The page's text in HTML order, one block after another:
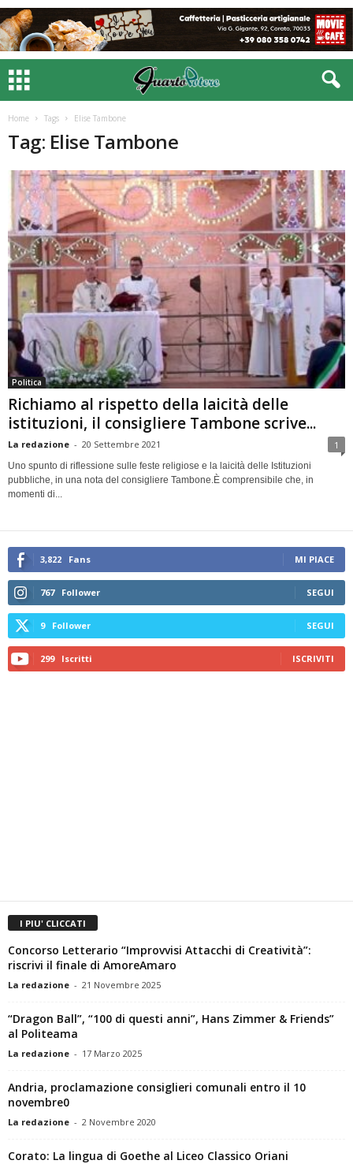
Home Tags Elise Tambone
Tag: Elise Tambone
Politica
Richiamo al rispetto della laicità delle
istituzioni, il consigliere Tambone scrive...
La redazione - 20 Settembre 2021 1
Uno spunto di riflessione sulle feste religiose e la laicità delle Istituzioni
pubbliche, in una nota del consigliere Tambone.È comprensibile che, in
momenti di...
3,822 Fans MI PIACE
767 Follower SEGUI
9 Follower SEGUI
299 Iscritti ISCRIVITI
I PIU' CLICCATI
Concorso Letterario “Improvvisi Attacchi di Creatività”:
riscrivi il finale di AmoreAmaro
La redazione - 21 Novembre 2025
“Dragon Ball”, “100 di questi anni”, Hans Zimmer & Friends”
al Politeama
La redazione - 17 Marzo 2025
Andria, proclamazione consiglieri comunali entro il 10
novembre0
La redazione - 2 Novembre 2020
Corato: La lingua di Goethe al Liceo Classico Oriani